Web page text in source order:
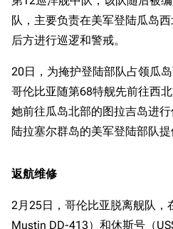
队，主要负责在美军登陆瓜岛
后方进行巡逻和警戒。
20日，为掩护登陆部队占领瓜
哥伦比亚随第68特舰先前往西
她前往瓜岛北部的图拉吉岛进
陆拉塞尔群岛的美军登陆部队提
返航维修
2月25日，哥伦比亚脱离舰队，
Mustin DD-413）和休斯号（